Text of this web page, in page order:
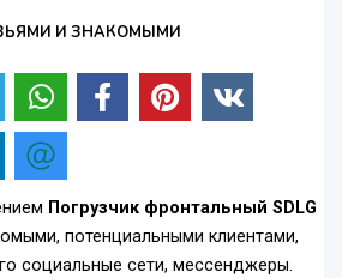
И ЗНАКОМЫМИ
Погрузчик фронтальный SDLG
потенциальными клиентами,
социальные сети, мессенджеры.